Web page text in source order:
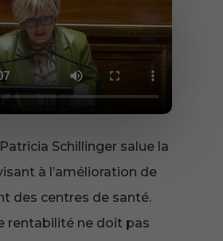
Schillinger salue la
à l’amélioration de
des centres de santé.
rentabilité ne doit pas